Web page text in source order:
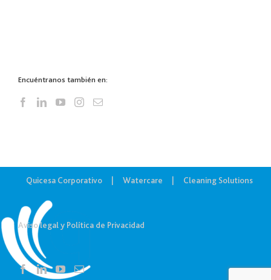
Encuéntranos también en:
Quicesa Corporativo Watercare Cleaning Solutions
Aviso legal y Política de Privacidad